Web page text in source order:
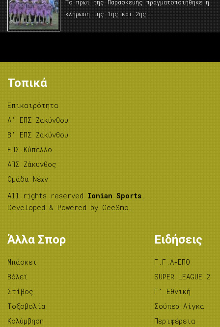
Το πρωί της Παρασκευής πραγματοποιήθηκε η
κλήρωση της 1ης και 2ης …
Τοπικά
Επικαιρότητα
A’ ΕΠΣ Ζακύνθου
B’ ΕΠΣ Ζακύνθου
ΕΠΣ Κύπελλο
ΑΠΣ Ζάκυνθος
Ομάδα Νέων
All rights reserved Ionian Sports .
Developed & Powered by GeeSmo .
Άλλα Σπορ
Μπάσκετ
Βόλεϊ
Στίβος
Tοξοβολία
Κολύμβηση
Ειδήσεις
Γ.Γ.Α-ΕΠΟ
SUPER LEAGUE 2
Γ’ Εθνική
Σούπερ Λίγκα
Περιφέρεια